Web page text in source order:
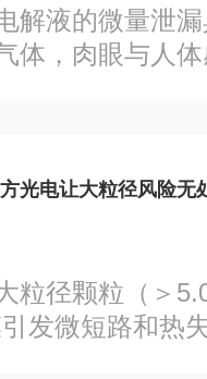
级座椅通风风
椅散热需求低
解液的微量泄
体，肉眼与人
多重安全与设
。风险溯源：
分为生产残留
液残留挥发：
口焊...
光电让大粒径风险无
粒径颗粒（＞
发微短路和热